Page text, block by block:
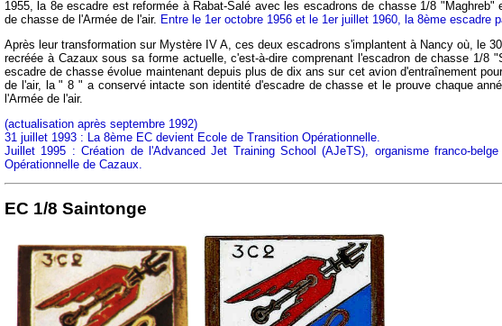
1955, la 8e escadre est reformée à Rabat-Salé avec les escadrons de chasse 1/8
de chasse de l'Armée de l'air. Entre le 1er octobre 1956 et le 1er juillet 1960, la 8ème escadre
Après leur transformation sur Mystère IV A, ces deux escadrons s'implantent à Nancy où, le
recréée à Cazaux sous sa forme actuelle, c'est-à-dire comprenant l'escadron de chasse 1/
escadre de chasse évolue maintenant depuis plus de dix ans sur cet avion d'entraînement
de l'air, la " 8 " a conservé intacte son identité d'escadre de chasse et le prouve chaque
l'Armée de l'air.
(actualisation après septembre 1992)
31 juillet 1993 : La 8ème EC devient Ecole de Transition Opérationnelle.
Juillet 1995 : Création de l'Advanced Jet Training School (AJeTS), organisme franco-
Opérationnelle de Cazaux.
EC 1/8 Saintonge